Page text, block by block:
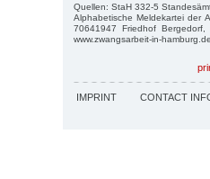
Quellen: StaH 332-5
Alphabetische Meldekartei der
70641947 Friedhof
www.zwangsarbeit-in-
IMPRINT CONTACT